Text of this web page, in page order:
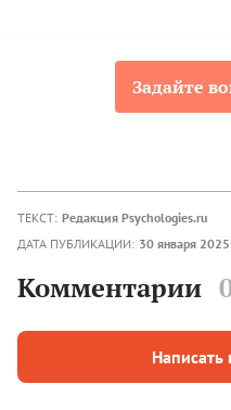
Задайте
ТЕКСТ: Редакция Psychologies.ru
ДАТА ПУБЛИКАЦИИ: 30 января 2025
Комментарии